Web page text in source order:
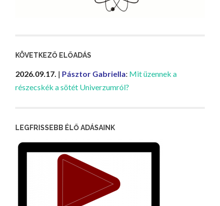
KÖVETKEZŐ ELŐADÁS
2026.09.17. | Pásztor Gabriella: Mit üzennek a
részecskék a sötét Univerzumról?
LEGFRISSEBB ÉLŐ ADÁSAINK